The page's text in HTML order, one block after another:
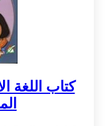
كتاب اللغة